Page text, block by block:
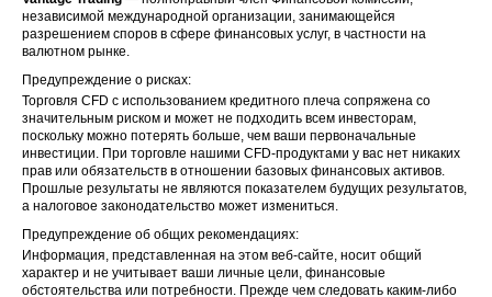
независимой международной организации, занимающейся
разрешением споров в сфере финансовых услуг, в частности на
валютном рынке.
Предупреждение о рисках:
Торговля CFD с использованием кредитного плеча сопряжена со
значительным риском и может не подходить всем инвесторам,
поскольку можно потерять больше, чем ваши первоначальные
инвестиции. При торговле нашими CFD-продуктами у вас нет никаких
прав или обязательств в отношении базовых финансовых активов.
Прошлые результаты не являются показателем будущих результатов,
а налоговое законодательство может измениться.
Предупреждение об общих рекомендациях:
Информация, представленная на этом веб-сайте, носит общий
характер и не учитывает ваши личные цели, финансовые
обстоятельства или потребности. Прежде чем следовать каким-либо